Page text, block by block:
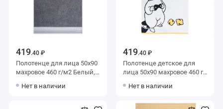
419.40 ₽
Полотенце для лица 50х90
махровое 460 г/м2 Белый,
Донецкая мануфактура
Нет в наличии
419.40 ₽
Полотенце детское для
лица 50х90 махровое 460 г/
Донецкая мануфактура
Нет в наличии